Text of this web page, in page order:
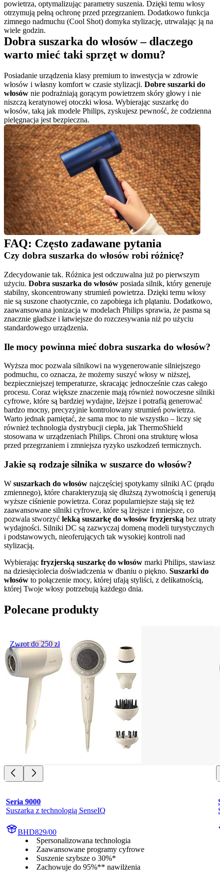
powietrza, optymalizując parametry suszenia. Dzięki temu włosy
otrzymują pełną ochronę przed przegrzaniem. Dodatkowo funkcja
zimnego nadmuchu (Cool Shot) domyka stylizację, utrwalając ją na
Dobra suszarka do włosów – dlaczego
warto mieć taki sprzęt w domu?
Posiadanie urządzenia klasy premium to inwestycja w zdrowie
włosów i własny komfort w czasie stylizacji. Dobre suszarki do
włosów nie podrażniają gorącym powietrzem skóry głowy i nie
niszczą keratynowej otoczki włosa. Wybierając suszarkę do
włosów, taką jak modele Philips, zyskujesz pewność, że codzienna
FAQ: Często zadawane pytania
Zdecydowanie tak. Różnica jest odczuwalna już po pierwszym
użyciu. Dobra suszarka do włosów posiada silnik, który generuje
stabilny, skoncentrowany strumień powietrza. Dzięki temu włosy
nie są suszone chaotycznie, co zapobiega ich plątaniu. Dodatkowo,
zaawansowana jonizacja w modelach Philips sprawia, że pasma są
znacznie gładsze i łatwiejsze do rozczesywania niż po użyciu
Wyższa moc pozwala silnikowi na wygenerowanie silniejszego
podmuchu, co oznacza, że możemy suszyć włosy w niższej,
bezpieczniejszej temperaturze, skracając jednocześnie czas całego
procesu. Coraz większe znaczenie mają również nowoczesne silniki
cyfrowe, które są bardziej wydajne, lżejsze i potrafią generować
bardzo mocny, precyzyjnie kontrolowany strumień powietrza.
Warto jednak pamiętać, że sama moc to nie wszystko – liczy się
również technologia dystrybucji ciepła, jak ThermoShield
stosowana w urządzeniach Philips. Chroni ona strukturę włosa
W suszarkach do włosów najczęściej spotykamy silniki AC (prądu
zmiennego), które charakteryzują się dłuższą żywotnością i generują
wyższe ciśnienie powietrza. Coraz popularniejsze stają się też
zaawansowane silniki cyfrowe, które są lżejsze i mniejsze, co
pozwala stworzyć lekką suszarkę do włosów fryzjerską bez utraty
wydajności. Silniki DC są zazwyczaj domeną modeli turystycznych
i podstawowych, nieoferujących tak wysokiej kontroli nad
Wybierając fryzjerską suszarkę do włosów marki Philips, stawiasz
na dziesięciolecia doświadczenia w dbaniu o piękno. Suszarki do
włosów to połączenie mocy, której ufają styliści, z delikatnością,
Polecane produkty
Zwrot do 250 zł
Seria 9000
Suszarka z technologią SenseIQ
BHD829/00
Spersonalizowana technologia
Zaawansowane programy cyfrowe
Suszenie szybsze o 30%*
Zachowuje do 95%** nawilżenia